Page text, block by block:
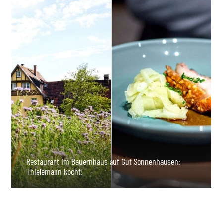
Restaurant im Bauernhaus auf Gut Sonnenhausen:
Thielemann kocht!